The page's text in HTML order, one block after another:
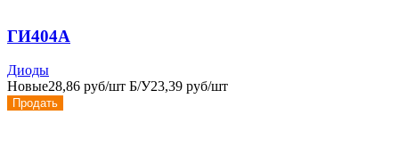
ГИ404А
Диоды
Новые28,86 руб/шт Б/У23,39 руб/шт
Продать